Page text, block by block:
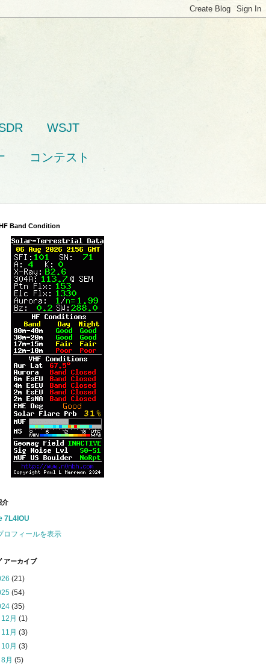
WSJT
コンテスト
Band Condition
介
7L4IOU
ロフィールを表示
アーカイブ
(21)
(54)
(35)
12月(1)
11月(3)
10月(3)
8月(5)